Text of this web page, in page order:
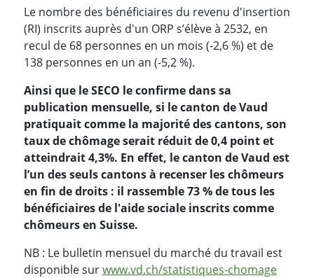
Le nombre des bénéficiaires du revenu d'insertion
(RI) inscrits auprès d'un ORP s’élève à 2532, en
recul de 68 personnes en un mois (-2,6 %) et de
138 personnes en un an (-5,2 %).
Ainsi que le SECO le confirme dans sa
publication mensuelle, si le canton de Vaud
pratiquait comme la majorité des cantons, son
taux de chômage serait réduit de 0,4 point et
atteindrait 4,3%. En effet, le canton de Vaud est
l’un des seuls cantons à recenser les chômeurs
en fin de droits : il rassemble 73% de tous les
bénéficiaires de l'aide sociale inscrits comme
chômeurs en Suisse.
NB : Le bulletin mensuel du marché du travail est
disponible surwww.vd.ch/statistiques-chomage